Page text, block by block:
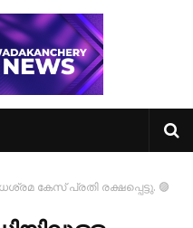
കേസ് പ്രതി രക്ഷപ്പെട്ടു. 🟣